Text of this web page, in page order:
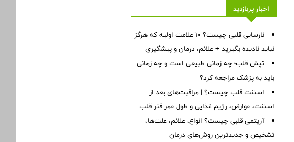
اخبار پربازدید
نارسایی قلبی چیست؟ ۱۰ علامت اولیه که هرگز
نباید نادیده بگیرید + علائم، درمان و پیشگیری
تپش قلب؛ چه زمانی طبیعی است و چه زمانی
باید به پزشک مراجعه کرد؟
استنت قلب چیست؟ | مراقبت‌های بعد از
استنت، عوارض، رژیم غذایی و طول عمر فنر قلب
آریتمی قلبی چیست؟ انواع، علائم، علت‌ها،
تشخیص و جدیدترین روش‌های درمان